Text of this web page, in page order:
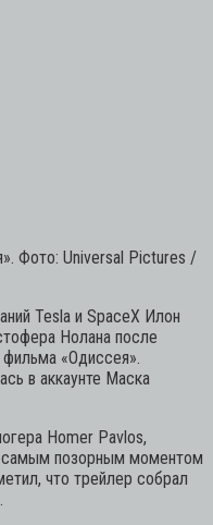
Фото: Universal Pictures /
Tesla и SpaceX Илон
Нолана после
фильма «Одиссея».
в аккаунте Маска
Homer Pavlos,
позорным моментом
что трейлер собрал